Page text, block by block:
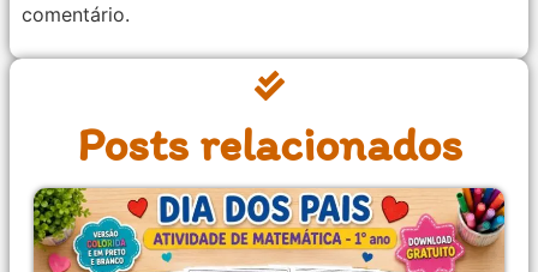
comentário.
Posts relacionados